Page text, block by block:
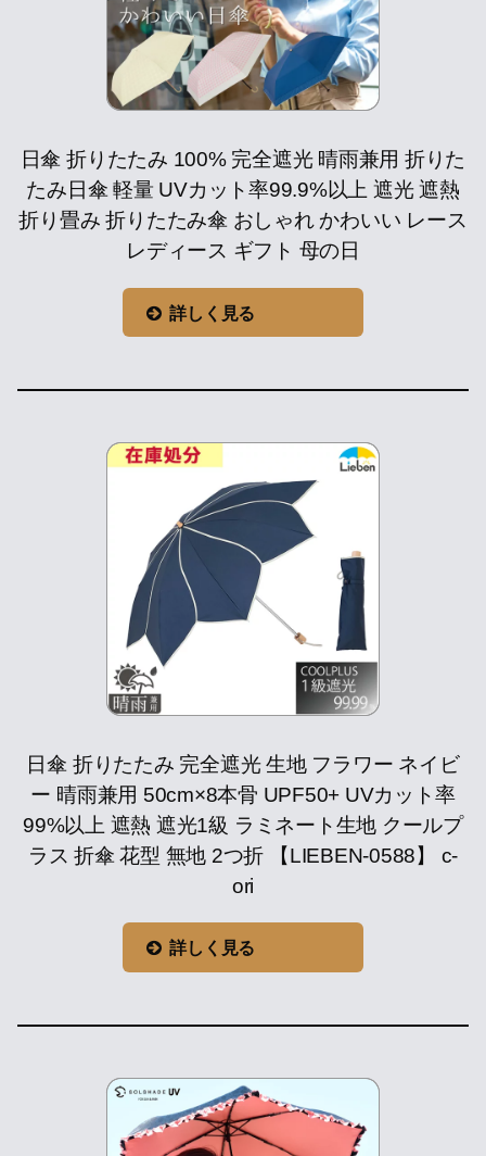
日傘 折りたたみ 100% 完全遮光 晴雨兼用 折りた
たみ日傘 軽量 UVカット率99.9%以上 遮光 遮熱
折り畳み 折りたたみ傘 おしゃれ かわいい レース
レディース ギフト 母の日
詳しく見る
日傘 折りたたみ 完全遮光 生地 フラワー ネイビ
ー 晴雨兼用 50cm×8本骨 UPF50+ UVカット率
99%以上 遮熱 遮光1級 ラミネート生地 クールプ
ラス 折傘 花型 無地 2つ折 【LIEBEN-0588】 c-
ori
詳しく見る